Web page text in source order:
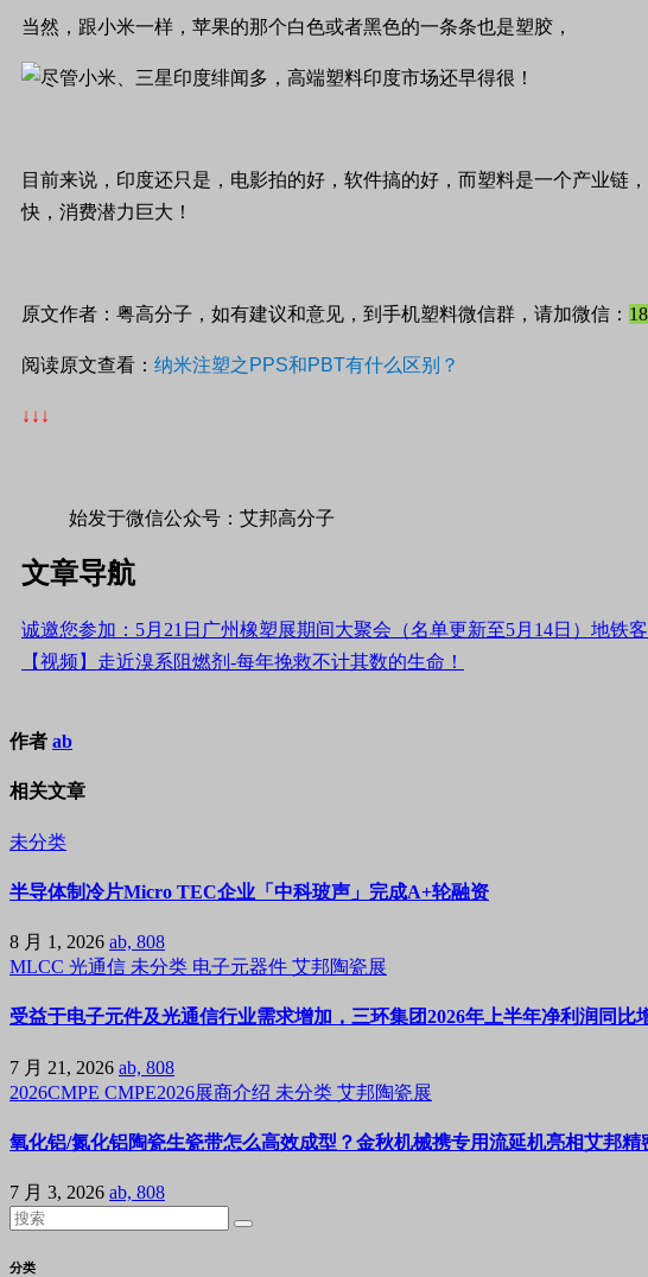
当然，跟小米一样，苹果的那个白色或者黑色的一条条也是塑胶，
目前来说，印度还只是，电影拍的好，软件搞的好，而塑料是一个产业
快，消费潜力巨大！
原文作者：粤高分子，如有建议和意见，到手机塑料微信群，请加微信：
阅读原文查看： 纳米注塑之 PPS和PBT有什么区别？
↓↓↓
始发于微信公众号：艾邦高分子
文章导航
诚邀您参加：5月21日广州橡塑展期间大聚会（名单更新至5月14日）地铁
【视频】走近溴系阻燃剂-每年挽救不计其数的生命！
作者 ab
相关文章
未分类
半导体制冷片Micro TEC企业「中科玻声」完成A+轮融资
8 月 1, 2026 ab, 808
MLCC 光通信 未分类 电子元器件 艾邦陶瓷展
受益于电子元件及光通信行业需求增加，三环集团2026年上半年净利润同比
7 月 21, 2026 ab, 808
2026CMPE CMPE2026展商介绍 未分类 艾邦陶瓷展
氧化铝/氮化铝陶瓷生瓷带怎么高效成型？金秋机械携专用流延机亮相艾邦精
7 月 3, 2026 ab, 808
分类